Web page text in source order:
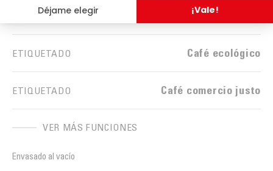
VENDIDO EN
ETIQUETADO Café ecológico
ETIQUETADO Café comercio justo
VER MÁS FUNCIONES
Envasado al vacío